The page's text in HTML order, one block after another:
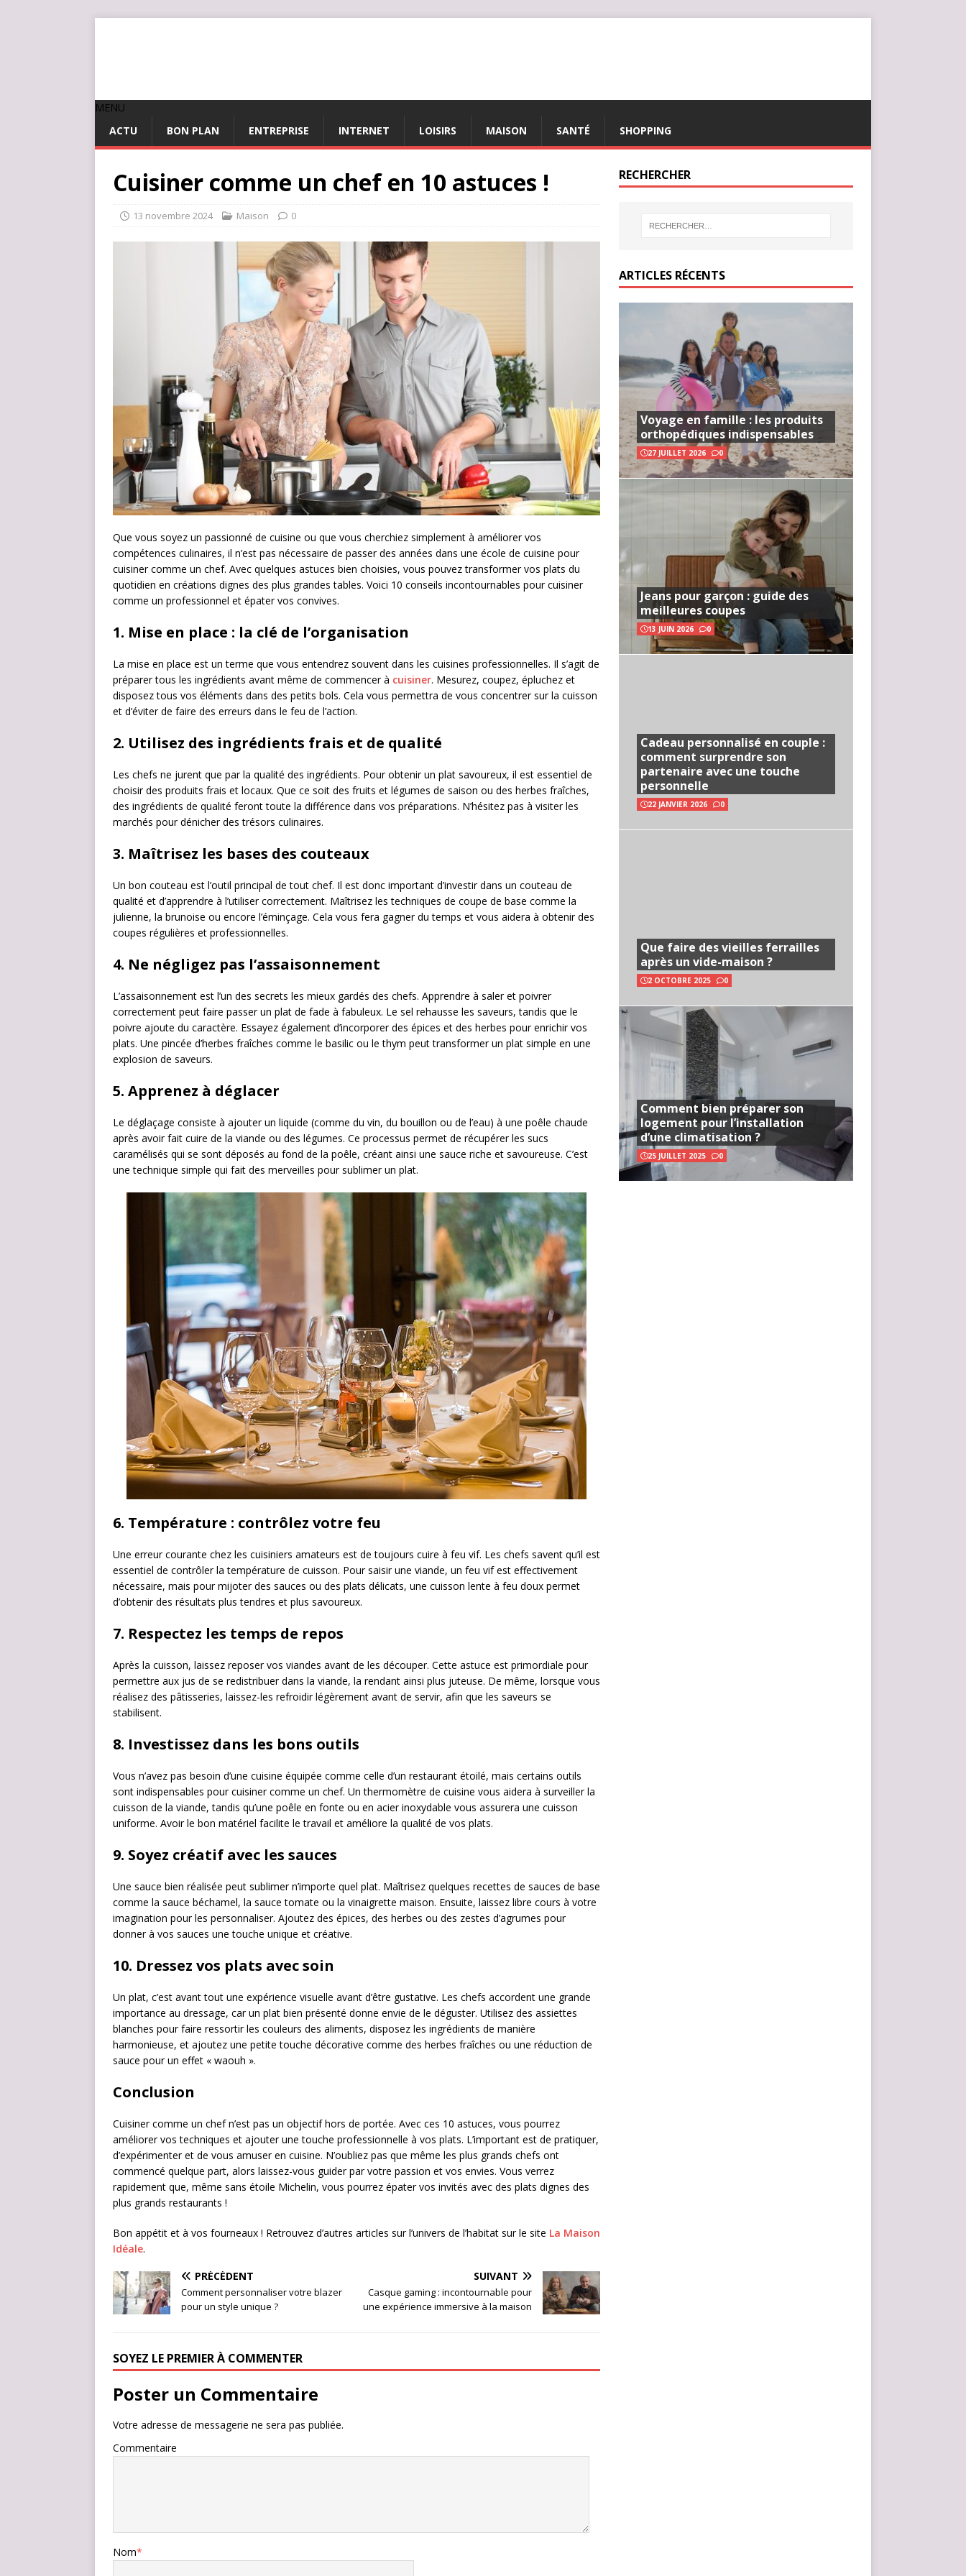
MENU
ACTU
BON PLAN ENTREPRISE INTERNET LOISIRS MAISON SANTÉ SHOPPING
Cuisiner comme un chef en 10 astuces !
13 novembre 2024 Maison 0
Que vous soyez un passionné de cuisine ou que vous cherchiez simplement à améliorer vos
compétences culinaires, il n’est pas nécessaire de passer des années dans une école de cuisine pour
cuisiner comme un chef. Avec quelques astuces bien choisies, vous pouvez transformer vos plats du
quotidien en créations dignes des plus grandes tables. Voici 10 conseils incontournables pour cuisiner
comme un professionnel et épater vos convives.
1. Mise en place : la clé de l’organisation
La mise en place est un terme que vous entendrez souvent dans les cuisines professionnelles. Il s’agit de
préparer tous les ingrédients avant même de commencer à cuisiner. Mesurez, coupez, épluchez et
disposez tous vos éléments dans des petits bols. Cela vous permettra de vous concentrer sur la cuisson
et d’éviter de faire des erreurs dans le feu de l’action.
2. Utilisez des ingrédients frais et de qualité
Les chefs ne jurent que par la qualité des ingrédients. Pour obtenir un plat savoureux, il est essentiel de
choisir des produits frais et locaux. Que ce soit des fruits et légumes de saison ou des herbes fraîches,
des ingrédients de qualité feront toute la différence dans vos préparations. N’hésitez pas à visiter les
marchés pour dénicher des trésors culinaires.
3. Maîtrisez les bases des couteaux
Un bon couteau est l’outil principal de tout chef. Il est donc important d’investir dans un couteau de
qualité et d’apprendre à l’utiliser correctement. Maîtrisez les techniques de coupe de base comme la
julienne, la brunoise ou encore l’éminçage. Cela vous fera gagner du temps et vous aidera à obtenir des
coupes régulières et professionnelles.
4. Ne négligez pas l’assaisonnement
L’assaisonnement est l’un des secrets les mieux gardés des chefs. Apprendre à saler et poivrer
correctement peut faire passer un plat de fade à fabuleux. Le sel rehausse les saveurs, tandis que le
poivre ajoute du caractère. Essayez également d’incorporer des épices et des herbes pour enrichir vos
plats. Une pincée d’herbes fraîches comme le basilic ou le thym peut transformer un plat simple en une
explosion de saveurs.
5. Apprenez à déglacer
Le déglaçage consiste à ajouter un liquide (comme du vin, du bouillon ou de l’eau) à une poêle chaude
après avoir fait cuire de la viande ou des légumes. Ce processus permet de récupérer les sucs
caramélisés qui se sont déposés au fond de la poêle, créant ainsi une sauce riche et savoureuse. C’est
une technique simple qui fait des merveilles pour sublimer un plat.
6. Température : contrôlez votre feu
Une erreur courante chez les cuisiniers amateurs est de toujours cuire à feu vif. Les chefs savent qu’il est
essentiel de contrôler la température de cuisson. Pour saisir une viande, un feu vif est effectivement
nécessaire, mais pour mijoter des sauces ou des plats délicats, une cuisson lente à feu doux permet
d’obtenir des résultats plus tendres et plus savoureux.
7. Respectez les temps de repos
Après la cuisson, laissez reposer vos viandes avant de les découper. Cette astuce est primordiale pour
permettre aux jus de se redistribuer dans la viande, la rendant ainsi plus juteuse. De même, lorsque vous
réalisez des pâtisseries, laissez-les refroidir légèrement avant de servir, afin que les saveurs se
stabilisent.
8. Investissez dans les bons outils
Vous n’avez pas besoin d’une cuisine équipée comme celle d’un restaurant étoilé, mais certains outils
sont indispensables pour cuisiner comme un chef. Un thermomètre de cuisine vous aidera à surveiller la
cuisson de la viande, tandis qu’une poêle en fonte ou en acier inoxydable vous assurera une cuisson
uniforme. Avoir le bon matériel facilite le travail et améliore la qualité de vos plats.
9. Soyez créatif avec les sauces
Une sauce bien réalisée peut sublimer n’importe quel plat. Maîtrisez quelques recettes de sauces de base
comme la sauce béchamel, la sauce tomate ou la vinaigrette maison. Ensuite, laissez libre cours à votre
imagination pour les personnaliser. Ajoutez des épices, des herbes ou des zestes d’agrumes pour
donner à vos sauces une touche unique et créative.
10. Dressez vos plats avec soin
Un plat, c’est avant tout une expérience visuelle avant d’être gustative. Les chefs accordent une grande
importance au dressage, car un plat bien présenté donne envie de le déguster. Utilisez des assiettes
blanches pour faire ressortir les couleurs des aliments, disposez les ingrédients de manière
harmonieuse, et ajoutez une petite touche décorative comme des herbes fraîches ou une réduction de
sauce pour un effet « waouh ».
Conclusion
Cuisiner comme un chef n’est pas un objectif hors de portée. Avec ces 10 astuces, vous pourrez
améliorer vos techniques et ajouter une touche professionnelle à vos plats. L’important est de pratiquer,
d’expérimenter et de vous amuser en cuisine. N’oubliez pas que même les plus grands chefs ont
commencé quelque part, alors laissez-vous guider par votre passion et vos envies. Vous verrez
rapidement que, même sans étoile Michelin, vous pourrez épater vos invités avec des plats dignes des
plus grands restaurants !
Bon appétit et à vos fourneaux ! Retrouvez d’autres articles sur l’univers de l’habitat sur le site La Maison
Idéale.​
PRÉCÉDENT
Comment personnaliser votre blazer
pour un style unique ?
SUIVANT
Casque gaming : incontournable pour
une expérience immersive à la maison
SOYEZ LE PREMIER À COMMENTER
Poster un Commentaire
Votre adresse de messagerie ne sera pas publiée.
Commentaire
Nom*
RECHERCHER
ARTICLES RÉCENTS
Voyage en famille : les produits
orthopédiques indispensables
27 JUILLET 2026 0
Jeans pour garçon : guide des
meilleures coupes
13 JUIN 2026 0
Cadeau personnalisé en couple :
comment surprendre son
partenaire avec une touche
personnelle
22 JANVIER 2026 0
Que faire des vieilles ferrailles
après un vide-maison ?
2 OCTOBRE 2025 0
Comment bien préparer son
logement pour l’installation
d’une climatisation ?
25 JUILLET 2025 0